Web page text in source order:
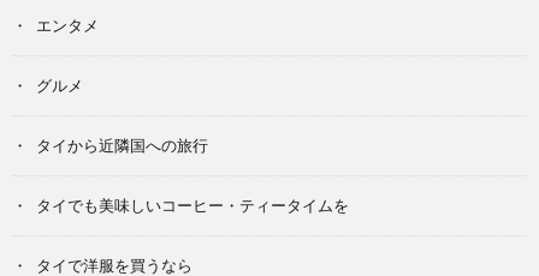
エンタメ
グルメ
タイから近隣国への旅行
タイでも美味しいコーヒー・ティータイムを
タイで洋服を買うなら